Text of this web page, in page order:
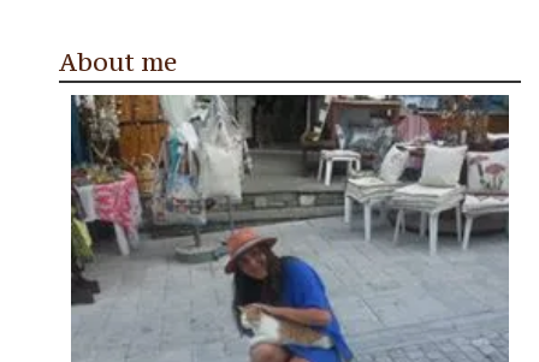
About me